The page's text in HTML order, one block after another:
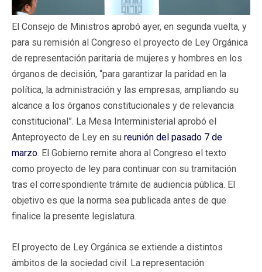
El Consejo de Ministros aprobó ayer, en segunda vuelta, y
para su remisión al Congreso el proyecto de Ley Orgánica
de representación paritaria de mujeres y hombres en los
órganos de decisión, “para garantizar la paridad en la
política, la administración y las empresas, ampliando su
alcance a los órganos constitucionales y de relevancia
constitucional”. La Mesa Interministerial aprobó el
Anteproyecto de Ley en su reunión del pasado 7 de
marzo. El Gobierno remite ahora al Congreso el texto
como proyecto de ley para continuar con su tramitación
tras el correspondiente trámite de audiencia pública. El
objetivo es que la norma sea publicada antes de que
finalice la presente legislatura.
El proyecto de Ley Orgánica se extiende a distintos
ámbitos de la sociedad civil. La representación